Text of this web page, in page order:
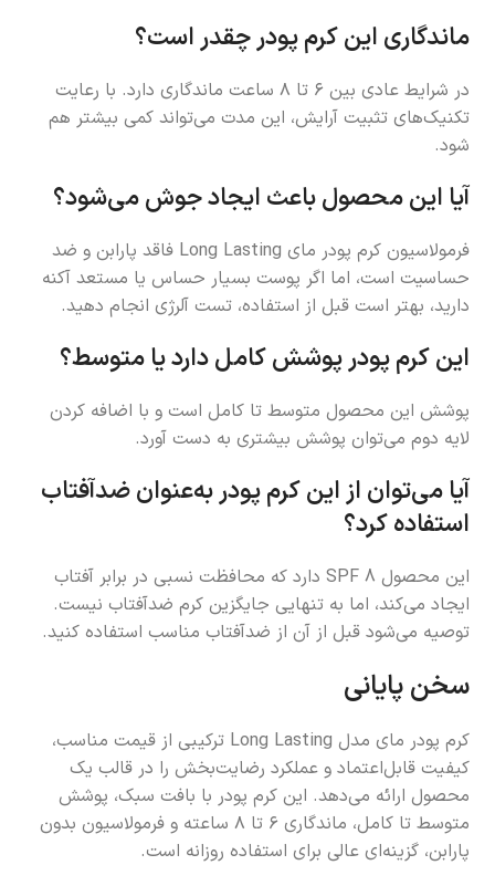
ماندگاری این کرم پودر چقدر است؟
در شرایط عادی بین ۶ تا ۸ ساعت ماندگاری دارد. با رعایت
تکنیک‌های تثبیت آرایش، این مدت می‌تواند کمی بیشتر هم
شود.
آیا این محصول باعث ایجاد جوش می‌شود؟
فرمولاسیون کرم پودر مای Long Lasting فاقد پارابن و ضد
حساسیت است، اما اگر پوست بسیار حساس یا مستعد آکنه
دارید، بهتر است قبل از استفاده، تست آلرژی انجام دهید.
این کرم پودر پوشش کامل دارد یا متوسط؟
پوشش این محصول متوسط تا کامل است و با اضافه کردن
لایه دوم می‌توان پوشش بیشتری به دست آورد.
آیا می‌توان از این کرم پودر به‌عنوان ضدآفتاب
استفاده کرد؟
این محصول SPF 8 دارد که محافظت نسبی در برابر آفتاب
ایجاد می‌کند، اما به تنهایی جایگزین کرم ضدآفتاب نیست.
توصیه می‌شود قبل از آن از ضدآفتاب مناسب استفاده کنید.
سخن پایانی
کرم پودر مای مدل Long Lasting ترکیبی از قیمت مناسب،
کیفیت قابل‌اعتماد و عملکرد رضایت‌بخش را در قالب یک
محصول ارائه می‌دهد. این کرم پودر با بافت سبک، پوشش
متوسط تا کامل، ماندگاری ۶ تا ۸ ساعته و فرمولاسیون بدون
پارابن، گزینه‌ای عالی برای استفاده روزانه است.